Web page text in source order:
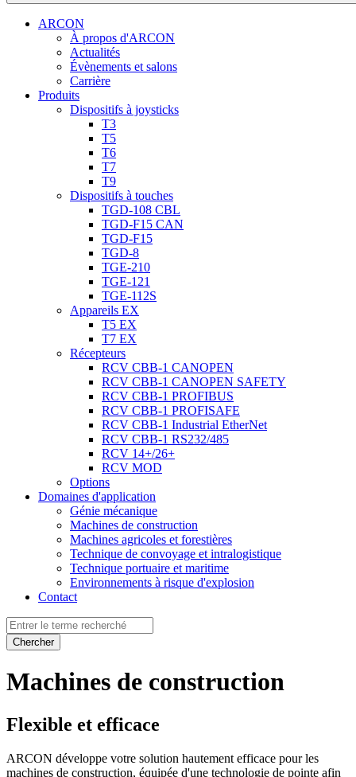
ARCON
À propos d'ARCON
Actualités
Évènements et salons
Carrière
Produits
Dispositifs à joysticks
T3
T5
T6
T7
T9
Dispositifs à touches
TGD-108 CBL
TGD-F15 CAN
TGD-F15
TGD-8
TGE-210
TGE-121
TGE-112S
Appareils EX
T5 EX
T7 EX
Récepteurs
RCV CBB-1 CANOPEN
RCV CBB-1 CANOPEN SAFETY
RCV CBB-1 PROFIBUS
RCV CBB-1 PROFISAFE
RCV CBB-1 Industrial EtherNet
RCV CBB-1 RS232/485
RCV 14+/26+
RCV MOD
Options
Domaines d'application
Génie mécanique
Machines de construction
Machines agricoles et forestières
Technique de convoyage et intralogistique
Technique portuaire et maritime
Environnements à risque d'explosion
Contact
Chercher
Machines de construction
Flexible et efficace
ARCON développe votre solution hautement efficace pour les
machines de construction, équipée d'une technologie de pointe afin